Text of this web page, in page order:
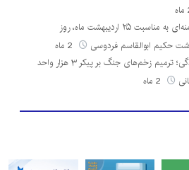
پیام آیت الله سیّدمجتبی خامنه‌ای به مناسبت ۲۵ اردیبهشت ماه، روز
حکیم ابوالقاسم فردوسی
از سنگر دفاع تا میدان سازندگی؛ ترمیم زخم‌های جنگ بر پیکر ۳ هزار واحد